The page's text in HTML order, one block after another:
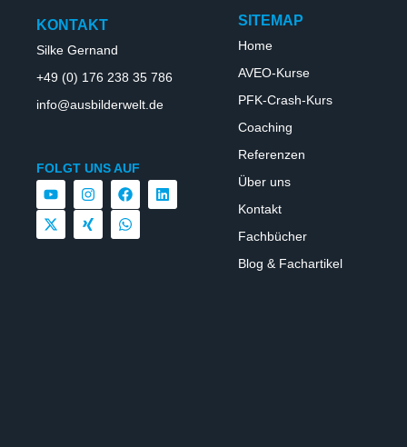
KONTAKT
Silke Gernand
+49 (0) 176 238 35 786
info@ausbilderwelt.de
FOLGT UNS AUF
SITEMAP
Home
AVEO-Kurse
PFK-Crash-Kurs
Coaching
Referenzen
Über uns
Kontakt
Fachbücher
Blog & Fachartikel